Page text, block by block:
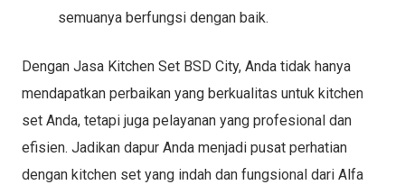
semuanya berfungsi dengan baik.
Dengan Jasa Kitchen Set BSD City, Anda tidak hanya
mendapatkan perbaikan yang berkualitas untuk kitchen
set Anda, tetapi juga pelayanan yang profesional dan
efisien. Jadikan dapur Anda menjadi pusat perhatian
dengan kitchen set yang indah dan fungsional dari Alfa